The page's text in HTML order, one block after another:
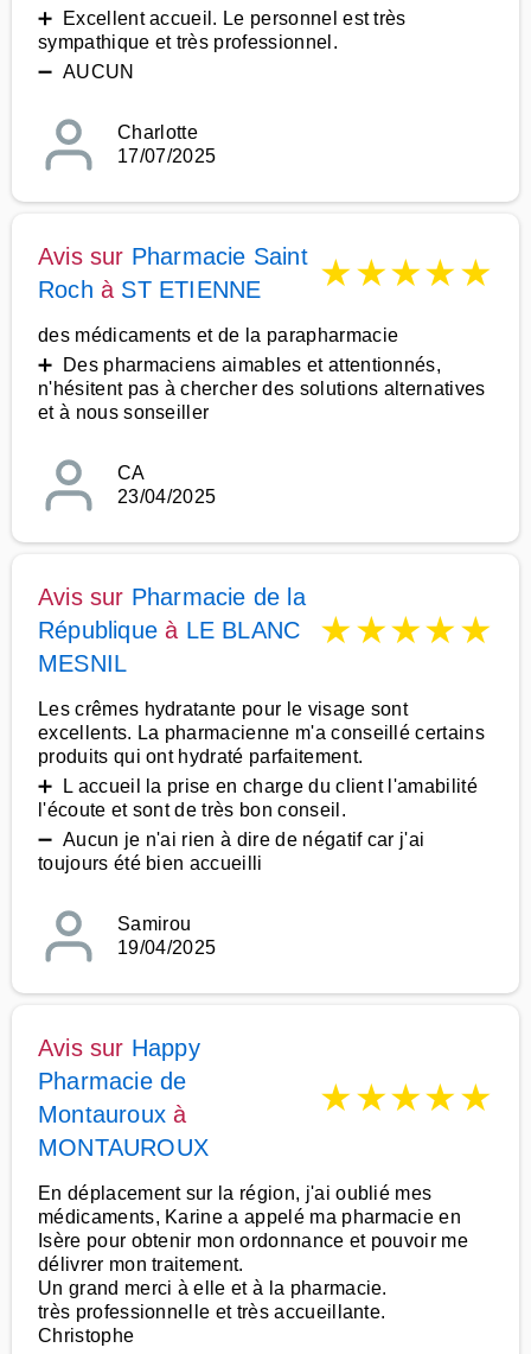
➕ Excellent accueil. Le personnel est très
sympathique et très professionnel.
➖ AUCUN
Charlotte
17/07/2025
Avis sur Pharmacie Saint
Roch à ST ETIENNE ★★★★★
des médicaments et de la parapharmacie
➕ Des pharmaciens aimables et attentionnés,
n'hésitent pas à chercher des solutions alternatives
et à nous sonseiller
CA
23/04/2025
Avis sur Pharmacie de la
République à LE BLANC
MESNIL
★★★★★
Les crêmes hydratante pour le visage sont
excellents. La pharmacienne m'a conseillé certains
produits qui ont hydraté parfaitement.
➕ L accueil la prise en charge du client l'amabilité
l'écoute et sont de très bon conseil.
➖ Aucun je n'ai rien à dire de négatif car j'ai
toujours été bien accueilli
Samirou
19/04/2025
Avis sur Happy
Pharmacie de
Montauroux à
MONTAUROUX
★★★★★
En déplacement sur la région, j'ai oublié mes
médicaments, Karine a appelé ma pharmacie en
Isère pour obtenir mon ordonnance et pouvoir me
délivrer mon traitement.
Un grand merci à elle et à la pharmacie.
très professionnelle et très accueillante.
Christophe